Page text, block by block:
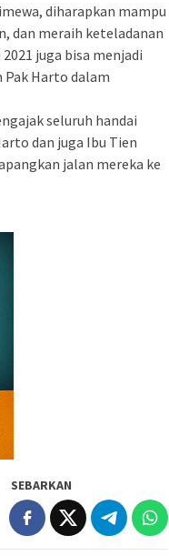
diharapkan mampu
dan meraih keteladanan
juga bisa menjadi
Harto dalam
seluruh handai
dan juga Ibu Tien
jalan mereka ke
SEBARKAN